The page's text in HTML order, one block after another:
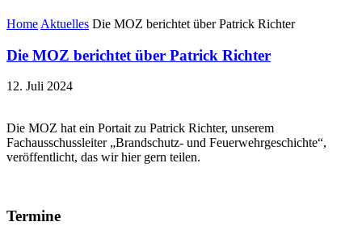
Home Aktuelles Die MOZ berichtet über Patrick Richter
Die MOZ berichtet über Patrick Richter
12. Juli 2024
Die MOZ hat ein Portait zu Patrick Richter, unserem
Fachausschussleiter „Brandschutz- und Feuerwehrgeschichte“,
veröffentlicht, das wir hier gern teilen.
Termine